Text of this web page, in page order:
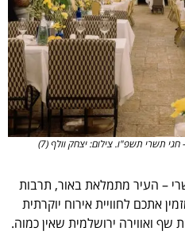
תשרי תשפ"ו. צילום: יצחק וולף (7)
– העיר מתמלאת באור, תרבות
אתכם לחוויית אירוח יוקרתית
ואווירה ירושלמית שאין כמוה.